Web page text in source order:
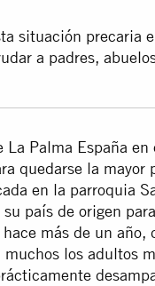
situación precaria
a padres,
Palma España
quedarse la mayor
en la parroquia
país de origen
más de un
los adultos